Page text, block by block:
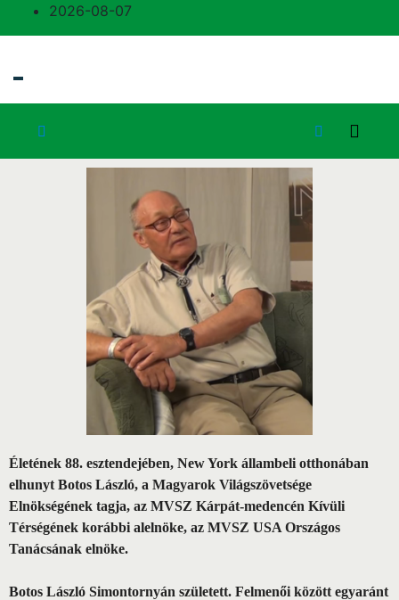
2026-08-07
Életének 88. esztendejében, New York állambeli otthonában
elhunyt Botos László, a Magyarok Világszövetsége
Elnökségének tagja, az MVSZ Kárpát-medencén Kívüli
Térségének korábbi alelnöke, az MVSZ USA Országos
Tanácsának elnöke.
Botos László Simontornyán született. Felmenői között egyaránt